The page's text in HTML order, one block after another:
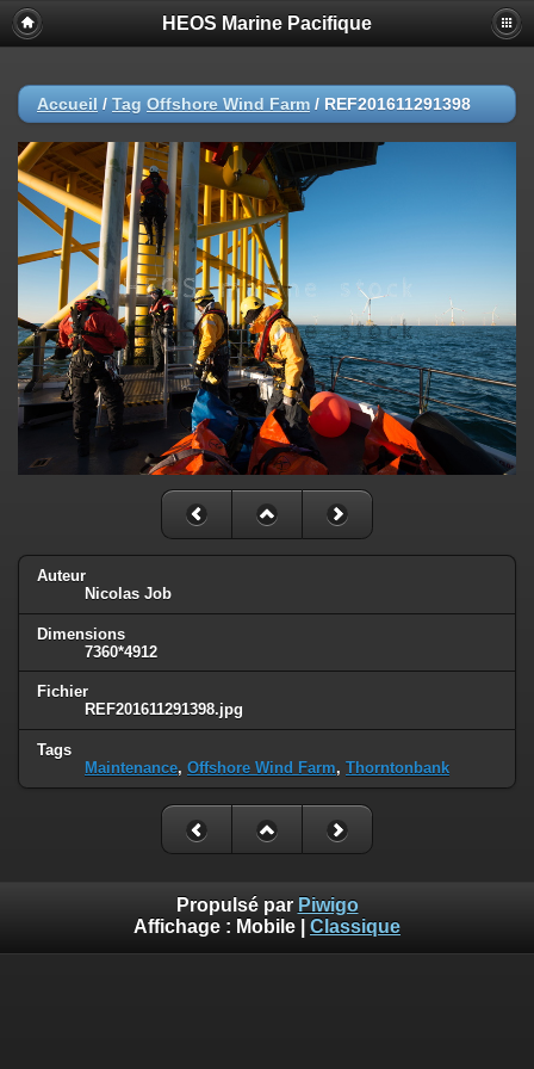
HEOS Marine Pacifique
Accueil / Tag Offshore Wind Farm / REF201611291398
Auteur
Nicolas Job
Dimensions
7360*4912
Fichier
REF201611291398.jpg
Tags
Maintenance, Offshore Wind Farm, Thorntonbank
Propulsé par Piwigo
Affichage : Mobile Classique